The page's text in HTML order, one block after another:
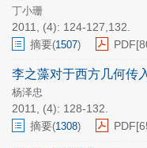
丁小珊
2011, (4): 124-127,132.
摘要(1507) PDF[
李之藻对于西方几何传
杨泽忠
2011, (4): 128-132.
摘要(1308) PDF[